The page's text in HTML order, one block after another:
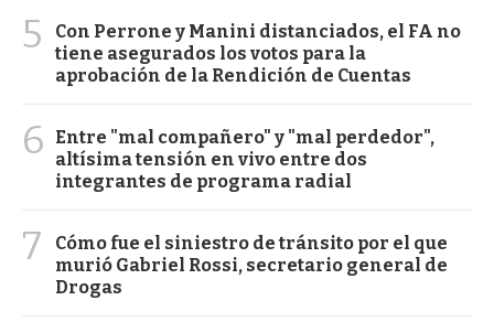
5
Con Perrone y Manini distanciados, el FA no
tiene asegurados los votos para la
aprobación de la Rendición de Cuentas
6
Entre "mal compañero" y "mal perdedor",
altísima tensión en vivo entre dos
integrantes de programa radial
7
Cómo fue el siniestro de tránsito por el que
murió Gabriel Rossi, secretario general de
Drogas